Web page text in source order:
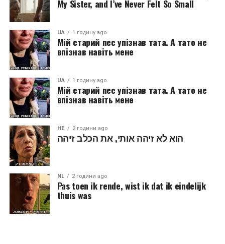
My Sister, and I’ve Never Felt So Small
UA 1 годину ago
Мій старий пес упізнав тата. А тато не
впізнав навіть мене
UA 1 годину ago
Мій старий пес упізнав тата. А тато не
впізнав навіть мене
HE 2 години ago
הוא לא זיהה אותי, את הכלב זיהה
NL 2 години ago
Pas toen ik rende, wist ik dat ik eindelijk
thuis was